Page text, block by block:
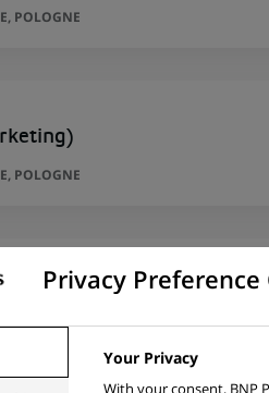
POLOGNE
POLOGNE
POLOGNE
Privacy Preference
Your Privacy
With your consent, BNP